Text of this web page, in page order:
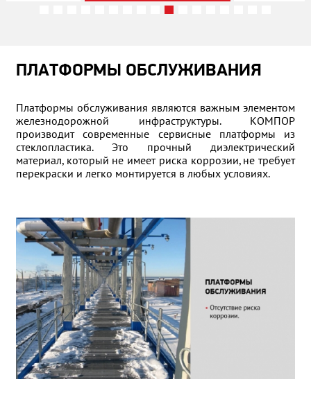
ПЛАТФОРМЫ ОБСЛУЖИВАНИЯ
Платформы обслуживания являются важным элементом
железнодорожной инфраструктуры. КОМПОР
производит современные сервисные платформы из
стеклопластика. Это прочный диэлектрический
материал, который не имеет риска коррозии, не требует
перекраски и легко монтируется в любых условиях.